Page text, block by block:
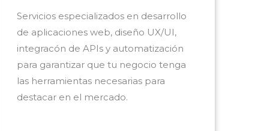
Servicios especializados en desarrollo
de aplicaciones web, diseño UX/UI,
integracón de APIs y automatización
para garantizar que tu negocio tenga
las herramientas necesarias para
destacar en el mercado.